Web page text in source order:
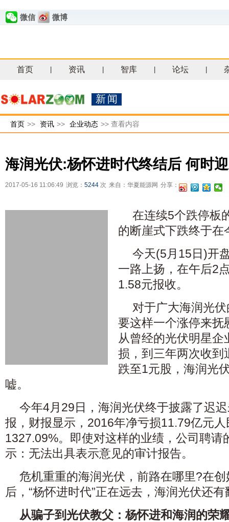
微信 微博
首页 资讯 智库 论坛
新闻
首页 >> 资讯 >> 企业动态 >> 查看内容
海润光伏:杨怀进时代终结后 何时
2017-05-16 11:06:49 浏览： 5244 次 来自：华夏能源网 分享：
在连续5个跌停板
的断崖式下跌终于在
今天(5月15日)开
一路上扬，在午后2
1.58元报收。
对于广大海润光
要这样一个涨停来抚
从曾经的光伏明星
损，到三年两次收到
跌至1元股，海润光
嘘。
今年4月29日，海润光伏终于披露了迟
报，财报显示，2016年净亏损11.79亿元
1327.09%。即使对这样的业绩，公司聘请
示：无法出具表示意见的审计报告。
危机重重的海润光伏，前路在哪里?在
后，“杨怀进时代”正在远去，海润光伏还
从骗子到光伏教父：杨怀进和海润的荣